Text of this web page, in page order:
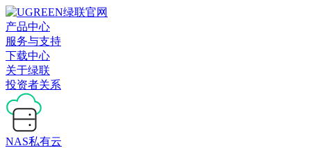
产品中心
服务与支持
下载中心
关于绿联
投资者关系
NAS私有云